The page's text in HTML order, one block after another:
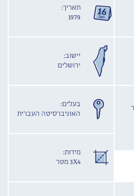
תאריך:
1979
יישוב:
ירושלים
בעלים:
האוניברסיטה העברית
מידות:
3X4 מטר